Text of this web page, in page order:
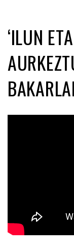
‘ILUN